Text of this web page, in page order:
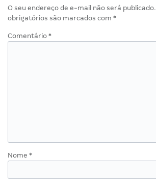
O seu endereço de e-mail não será publicado.
obrigatórios são marcados com *
Comentário *
Nome *